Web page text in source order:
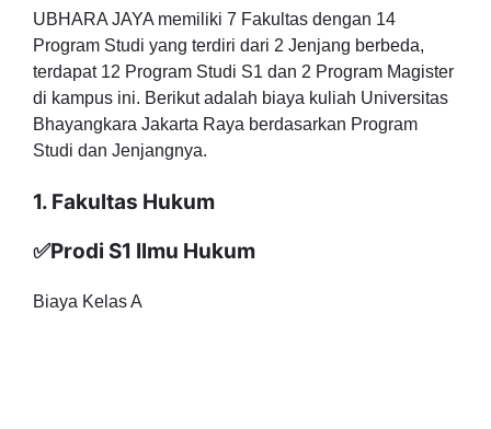
UBHARA JAYA memiliki 7 Fakultas dengan 14
Program Studi yang terdiri dari 2 Jenjang berbeda,
terdapat 12 Program Studi S1 dan 2 Program Magister
di kampus ini. Berikut adalah biaya kuliah Universitas
Bhayangkara Jakarta Raya berdasarkan Program
Studi dan Jenjangnya.
1. Fakultas Hukum
✅Prodi S1 Ilmu Hukum
Biaya Kelas A